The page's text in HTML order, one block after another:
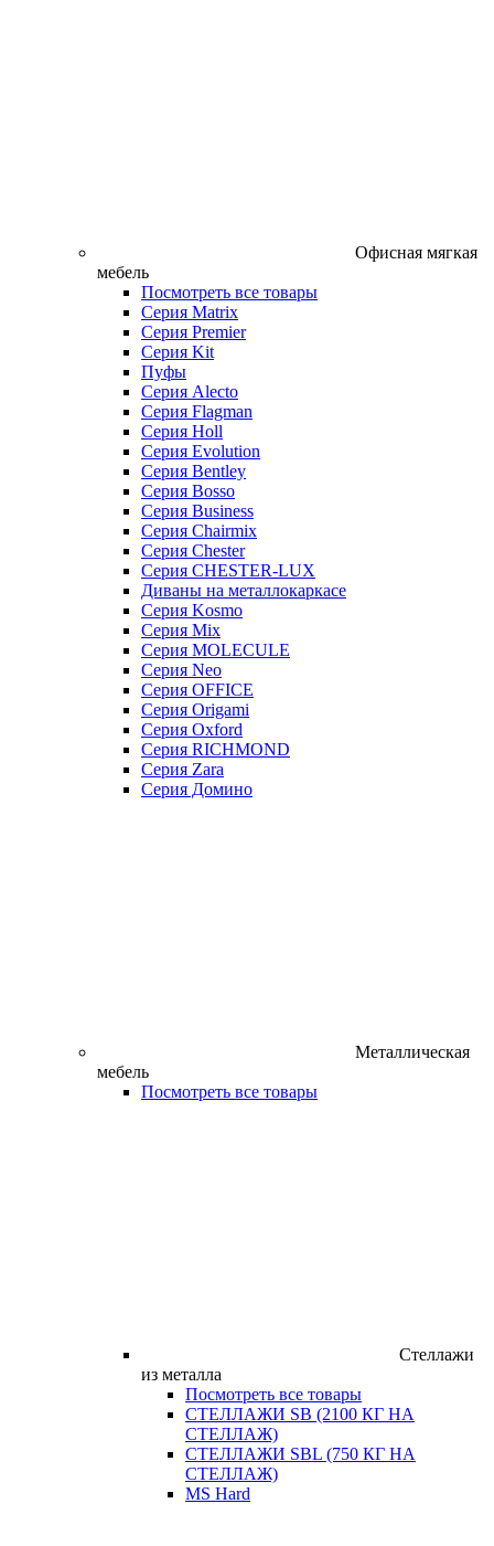
Офисная мягкая
мебель
Посмотреть все товары
Серия Matrix
Серия Premier
Серия Kit
Пуфы
Серия Alecto
Серия Flagman
Серия Holl
Серия Evolution
Серия Bentley
Серия Bosso
Серия Business
Серия Chairmix
Серия Chester
Серия CHESTER-LUX
Диваны на металлокаркасе
Серия Kosmo
Серия Mix
Серия MOLECULE
Серия Neo
Серия OFFICE
Серия Origami
Серия Oxford
Серия RICHMOND
Серия Zara
Серия Домино
Металлическая
мебель
Посмотреть все товары
Стеллажи
из металла
Посмотреть все товары
СТЕЛЛАЖИ SB (2100 КГ НА
СТЕЛЛАЖ)
СТЕЛЛАЖИ SBL (750 КГ НА
СТЕЛЛАЖ)
MS Hard